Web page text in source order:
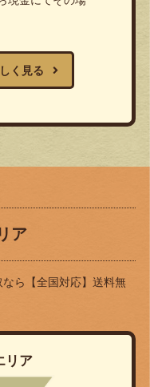
く見る
ア
ら
【全国対応】送料無
リア